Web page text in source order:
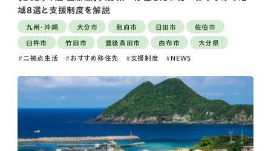
域8選と支援制度を解説
九州・沖縄 大分市 別府市 日田市 佐伯市
臼杵市 竹田市 豊後高田市 由布市 大分県
二拠点生活 おすすめ移住先 支援制度 NEWS